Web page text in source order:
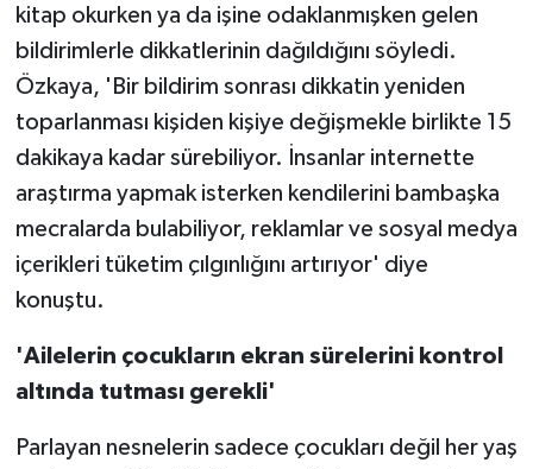
kitap okurken ya da işine odaklanmışken gelen
bildirimlerle dikkatlerinin dağıldığını söyledi.
Özkaya, 'Bir bildirim sonrası dikkatin yeniden
toparlanması kişiden kişiye değişmekle birlikte 15
dakikaya kadar sürebiliyor. İnsanlar internette
araştırma yapmak isterken kendilerini bambaşka
mecralarda bulabiliyor, reklamlar ve sosyal medya
içerikleri tüketim çılgınlığını artırıyor' diye
konuştu.
'Ailelerin çocukların ekran sürelerini kontrol
altında tutması gerekli'
Parlayan nesnelerin sadece çocukları değil her yaş